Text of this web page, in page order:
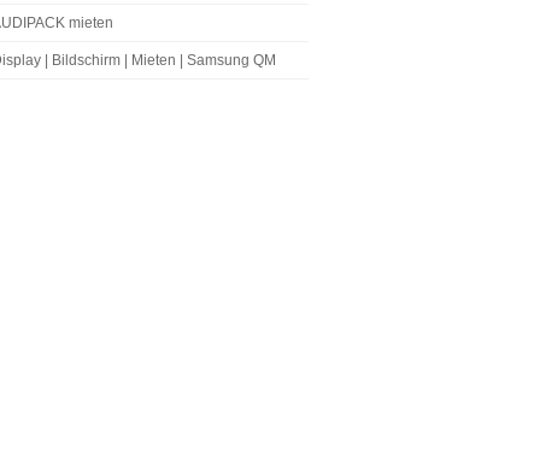
mieten
| Bildschirm | Mieten | Samsung QM